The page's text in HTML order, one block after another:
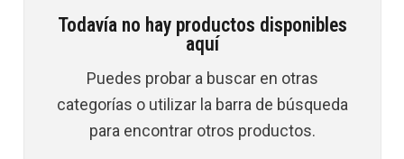
Todavía no hay productos disponibles
aquí
Puedes probar a buscar en otras
categorías o utilizar la barra de búsqueda
para encontrar otros productos.